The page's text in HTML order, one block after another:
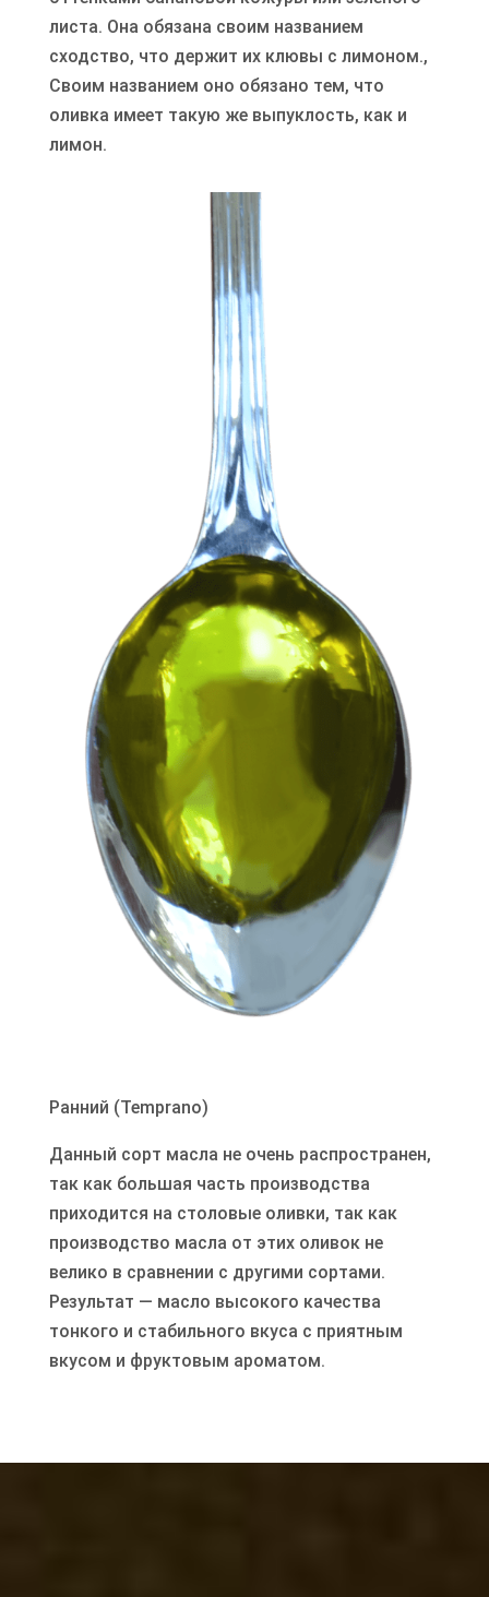
листа. Она обязана своим названием
сходство, что держит их клювы с лимоном.,
Своим названием оно обязано тем, что
оливка имеет такую же выпуклость, как и
лимон.
Ранний (Temprano)
Данный сорт масла не очень распространен,
так как большая часть производства
приходится на столовые оливки, так как
производство масла от этих оливок не
велико в сравнении с другими сортами.
Результат — масло высокого качества
тонкого и стабильного вкуса с приятным
вкусом и фруктовым ароматом.